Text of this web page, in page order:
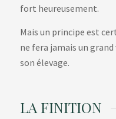
fort heureusement.
Mais un principe est
ne fera jamais un
son élevage.
LA FINITION